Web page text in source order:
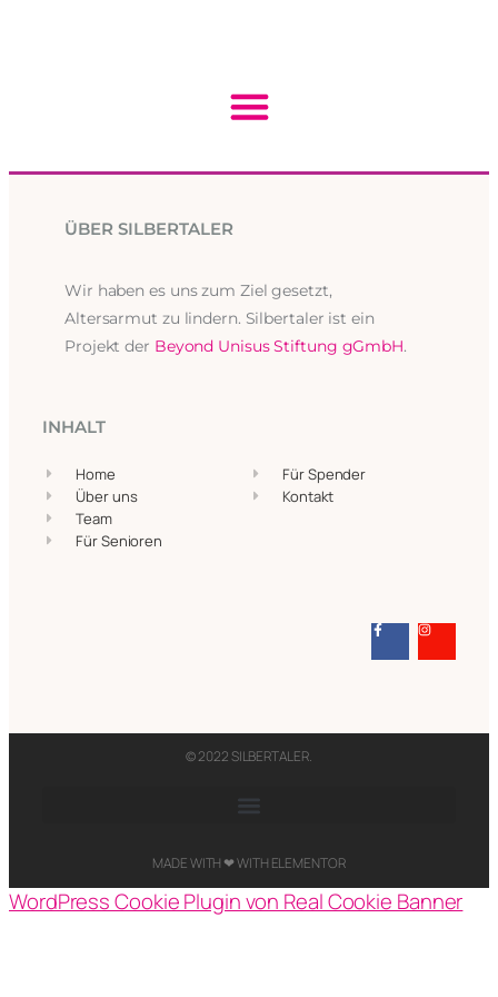
ÜBER SILBERTALER
Wir haben es uns zum Ziel gesetzt,
Altersarmut zu lindern. Silbertaler ist ein
Projekt der Beyond Unisus Stiftung gGmbH.
INHALT
Home
Über uns
Team
Für Senioren
Für Spender
Kontakt
© 2022 SILBERTALER.​
MADE WITH ❤ WITH ELEMENTOR​
WordPress Cookie Plugin von Real Cookie Banner